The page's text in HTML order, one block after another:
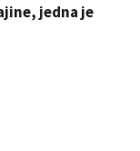
jedna je